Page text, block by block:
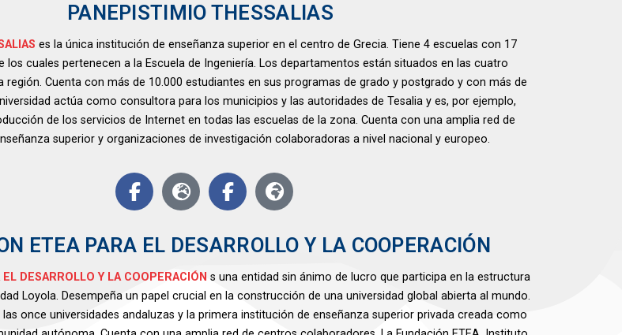
PANEPISTIMIO THESSALIAS
es la única institución de enseñanza superior en el centro de Grecia. Tiene 4 escuelas con 17
los cuales pertenecen a la Escuela de Ingeniería. Los departamentos están situados en las cuatro
región. Cuenta con más de 10.000 estudiantes en sus programas de grado y postgrado y con más de
actúa como consultora para los municipios y las autoridades de Tesalia y es, por ejemplo,
de los servicios de Internet en todas las escuelas de la zona. Cuenta con una amplia red de
superior y organizaciones de investigación colaboradoras a nivel nacional y europeo.
ETEA PARA EL DESARROLLO Y LA COOPERACIÓN
DESARROLLO Y LA COOPERACIÓN s una entidad sin ánimo de lucro que participa en la estructura
Loyola. Desempeña un papel crucial en la construcción de una universidad global abierta al mundo.
las once universidades andaluzas y la primera institución de enseñanza superior privada creada como